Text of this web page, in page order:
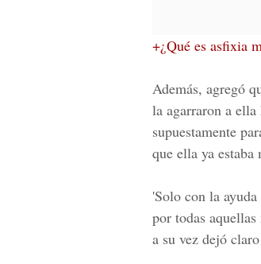
+¿Qué es asfixia
Además, agregó
la agarraron a
supuestamente
que ella ya
'Solo con la
por todas
a su vez dejó